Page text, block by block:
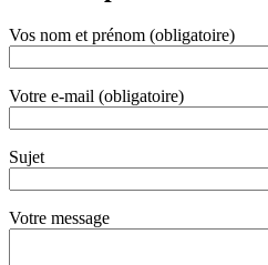
Vos nom et prénom (obligatoire)
Votre e-mail (obligatoire)
Sujet
Votre message